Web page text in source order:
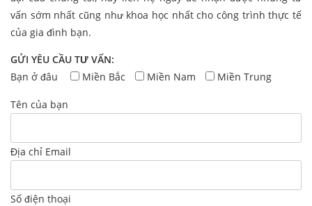
vấn sớm nhất cũng như khoa học nhất cho công trình thực tế
của gia đình bạn.
GỬI YÊU CẦU TƯ VẤN:
Bạn ở đâu
Miền Bắc Miền Nam Miền Trung
Tên của bạn
Địa chỉ Email
Số điện thoại